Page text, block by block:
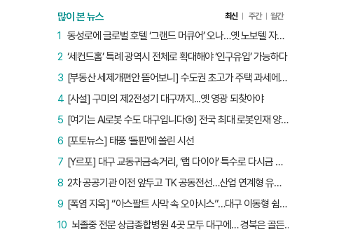
많이 본 뉴스 최신 주간 월간
동성로에 글로벌 호텔 ‘그랜드 머큐어’ 오나…옛 노보텔 자리 사무실 개설
1
‘세컨드홈’ 특례 광역시 전체로 확대해야 ‘인구유입’ 가능하다
2
[부동산 세제개편안 뜯어보니] 수도권 초고가 주택 과세에만 초점…침체된 지방 부동산 대책은 없다
3
[사설] 구미의 제2전성기 대구까지...옛 영광 되찾아야
4
[여기는 AI로봇 수도 대구입니다⑤] 전국 최대 로봇인재 양성소…“대구산업 맞춤형 교육과정 만들자”
5
[포토뉴스] 태풍 ‘돌핀’에 쏠린 시선
6
[Y르포] 대구 교동귀금속거리, ‘랩 다이아’ 특수로 다시금 활기…“반짝 인기 의존 않는 지속 가능 성장 동력 마련해야”
7
2차 공공기관 이전 앞두고 TK 공동전선…산업 연계형 유치 승부수
8
[폭염 지옥] “아스팔트 사막 속 오아시스”…대구 이동형 쉼터 버스 ‘북적’, 지하철역도 ‘바글’
9
뇌졸중 전문 상급종합병원 4곳 모두 대구에… 경북은 골든타임 사각지대
10